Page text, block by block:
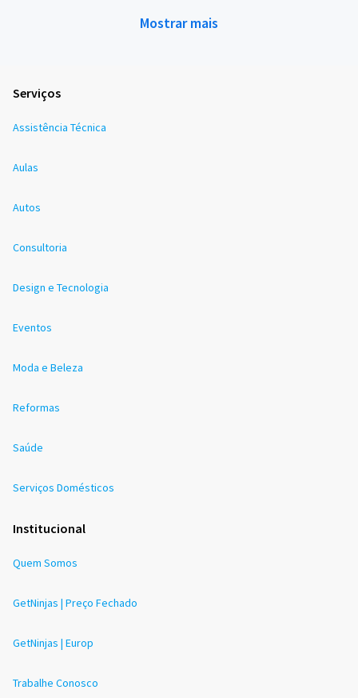
Mostrar mais
Serviços
Assistência Técnica
Aulas
Autos
Consultoria
Design e Tecnologia
Eventos
Moda e Beleza
Reformas
Saúde
Serviços Domésticos
Institucional
Quem Somos
GetNinjas | Preço Fechado
GetNinjas | Europ
Trabalhe Conosco